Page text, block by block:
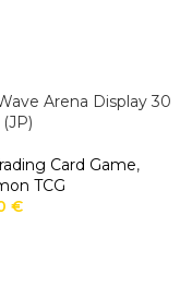
Arena Display 30
Card Game,
TCG
€